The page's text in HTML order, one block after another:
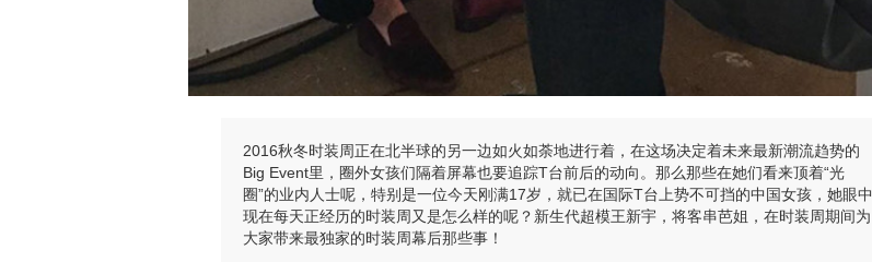
2016秋冬时装周正在北半球的另一边如火如荼地进行着，在这场决定着未来最新潮流趋势的
Big Event里，圈外女孩们隔着屏幕也要追踪T台前后的动向。那么那些在她们看来顶着“光
圈”的业内人士呢，特别是一位今天刚满17岁，就已在国际T台上势不可挡的中国女孩，她眼中
现在每天正经历的时装周又是怎么样的呢？新生代超模王新宇，将客串芭姐，在时装周期间为
大家带来最独家的时装周幕后那些事！